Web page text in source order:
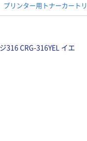
プリンター用トナーカート
316 CRG-316YEL イエ